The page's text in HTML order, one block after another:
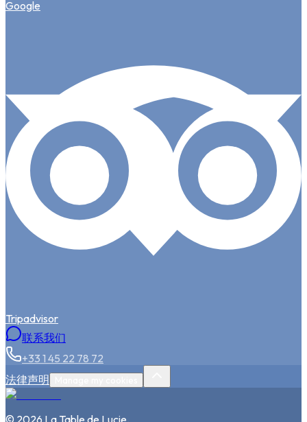
Google
Tripadvisor
联系我们
+33 1 45 22 78 72
法律声明
© 2026 La Table de Lucie